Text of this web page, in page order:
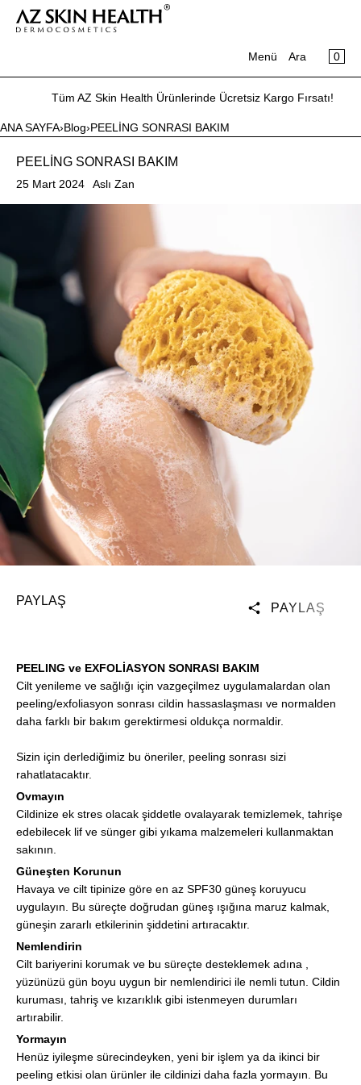
İÇERIĞE ATLA
MENÜ
Kayıt
Giriş Yap
Ana Sayfa
İletişim
ARABA
Sepetiniz boş
Menü Ara 0
Tüm AZ Skin Health Ürünlerinde Ücretsiz Kargo Fırsatı!
ANA SAYFA›Blog›PEELİNG SONRASI BAKIM
PEELİNG SONRASI BAKIM
25 Mart 2024 Aslı Zan
PAYLAŞ PAYLAŞ
PEELING ve EXFOLİASYON SONRASI BAKIM
Cilt yenileme ve sağlığı için vazgeçilmez uygulamalardan olan
peeling/exfoliasyon sonrası cildin hassaslaşması ve normalden
daha farklı bir bakım gerektirmesi oldukça normaldir.
Sizin için derlediğimiz bu öneriler, peeling sonrası sizi
rahatlatacaktır.
Ovmayın
Cildinize ek stres olacak şiddetle ovalayarak temizlemek, tahrişe
edebilecek lif ve sünger gibi yıkama malzemeleri kullanmaktan
sakının.
Güneşten Korunun
Havaya ve cilt tipinize göre en az SPF30 güneş koruyucu
uygulayın. Bu süreçte doğrudan güneş ışığına maruz kalmak,
güneşin zararlı etkilerinin şiddetini artıracaktır.
Nemlendirin
Cilt bariyerini korumak ve bu süreçte desteklemek adına ,
yüzünüzü gün boyu uygun bir nemlendirici ile nemli tutun. Cildin
kuruması, tahriş ve kızarıklık gibi istenmeyen durumları
artırabilir.
Yormayın
Henüz iyileşme sürecindeyken, yeni bir işlem ya da ikinci bir
peeling etkisi olan ürünler ile cildinizi daha fazla yormayın. Bu